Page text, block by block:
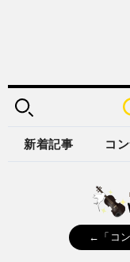
新着記事 コ
←「コ